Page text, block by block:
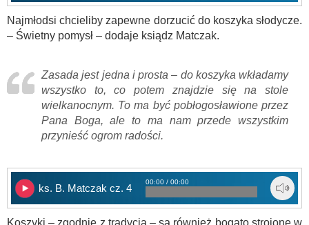
Najmłodsi chcieliby zapewne dorzucić do koszyka słodycze.
– Świetny pomysł – dodaje ksiądz Matczak.
Zasada jest jedna i prosta – do koszyka wkładamy
wszystko to, co potem znajdzie się na stole
wielkanocnym. To ma być pobłogosławione przez
Pana Boga, ale to ma nam przede wszystkim
przynieść ogrom radości.
ks. B. Matczak cz. 4
00:00 / 00:00
Koszyki – zgodnie z tradycją – są również bogato strojone w